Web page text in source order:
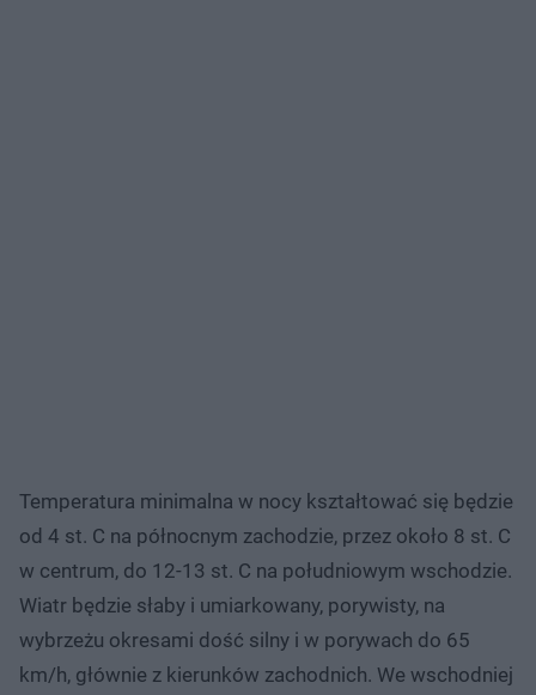
Temperatura minimalna w nocy kształtować się będzie
od 4 st. C na północnym zachodzie, przez około 8 st. C
w centrum, do 12-13 st. C na południowym wschodzie.
Wiatr będzie słaby i umiarkowany, porywisty, na
wybrzeżu okresami dość silny i w porywach do 65
km/h, głównie z kierunków zachodnich. We wschodniej